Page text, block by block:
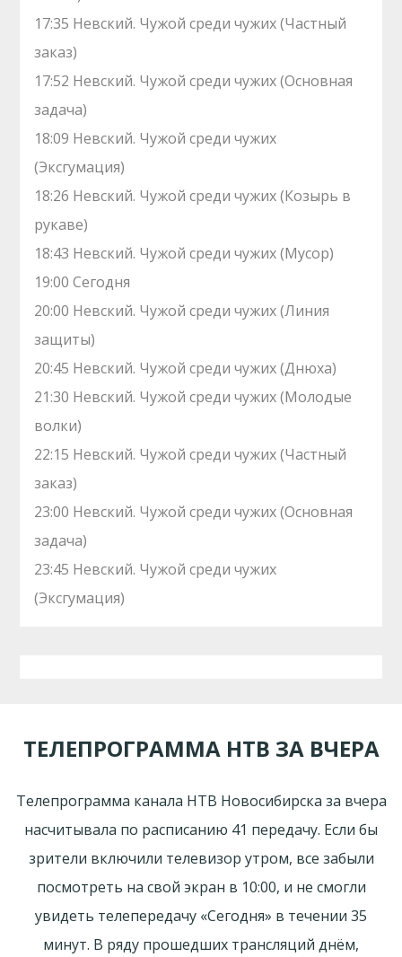
17:35 Невский. Чужой среди чужих (Частный
заказ)
17:52 Невский. Чужой среди чужих (Основная
задача)
18:09 Невский. Чужой среди чужих
(Эксгумация)
18:26 Невский. Чужой среди чужих (Козырь в
рукаве)
18:43 Невский. Чужой среди чужих (Мусор)
19:00 Сегодня
20:00 Невский. Чужой среди чужих (Линия
защиты)
20:45 Невский. Чужой среди чужих (Днюха)
21:30 Невский. Чужой среди чужих (Молодые
волки)
22:15 Невский. Чужой среди чужих (Частный
заказ)
23:00 Невский. Чужой среди чужих (Основная
задача)
23:45 Невский. Чужой среди чужих
(Эксгумация)
ТЕЛЕПРОГРАММА НТВ ЗА ВЧЕРА
Телепрограмма канала НТВ Новосибирска за вчера
насчитывала по расписанию 41 передачу. Если бы
зрители включили телевизор утром, все забыли
посмотреть на свой экран в 10:00, и не смогли
увидеть телепередачу «Сегодня» в течении 35
минут. В ряду прошедших трансляций днём,